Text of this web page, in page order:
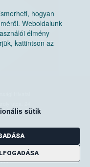
hogyan
Weboldalunk
élmény
kattintson az
sütik
Hivatal
Pf. 30.
244